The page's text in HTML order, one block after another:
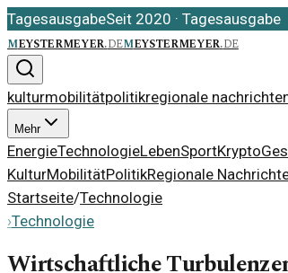
TagesausgabeSeit 2020 · Tagesausgabe
meystermeyer.demeystermeyer.de
kulturmobilitätpolitikregionale
Mehr
EnergieTechnologieLebenSportKrypto
KulturMobilitätPolitikRegionale
Startseite/Technologie
›Technologie
Wirtschaftliche